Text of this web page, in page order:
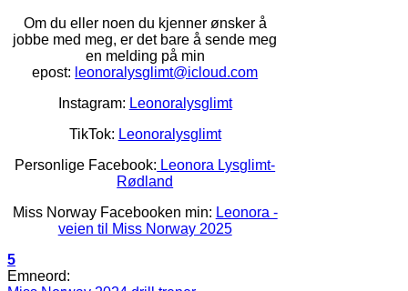
Om du eller noen du kjenner ønsker å
jobbe med meg, er det bare å sende meg
en melding på min
epost: leonoralysglimt@icloud.com
Instagram: Leonoralysglimt
TikTok: Leonoralysglimt
Personlige Facebook: Leonora Lysglimt-
Rødland
Miss Norway Facebooken min: Leonora -
veien til Miss Norway 2025
5
Emneord: